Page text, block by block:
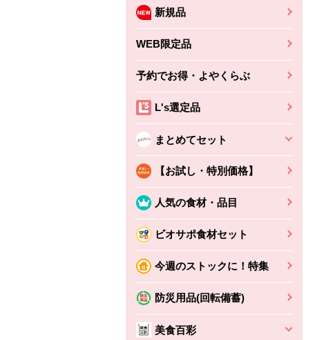
新規品
WEB限定品
予約でお得・よやくらぶ
L's選定品
まとめてセット
【お試し・特別価格】
人気の食材・品目
ビオサポ食材セット
今週のストックに！特集
防災用品(回転備蓄)
美食百彩
ちょこっと揚げ（香
えびの風味がぶわっ！
(税込356円)
バルサミコ
コク深くフルーティー
本体2,160円(税込2,333円)
かごへ